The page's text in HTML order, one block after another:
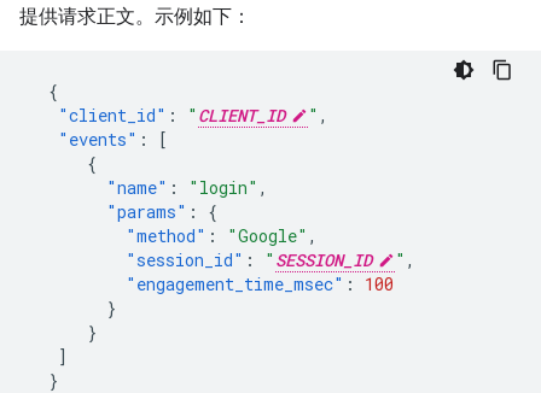
提供请求正文。示例如下：
{
"client_id" : " CLIENT_ID " ,
"events" :
[
{
"name" : "login" ,
"params" :
{
"method" : "Google" ,
"session_id" : " SESSION_ID " ,
"engagement_time_msec" :
100
}
}
]
}